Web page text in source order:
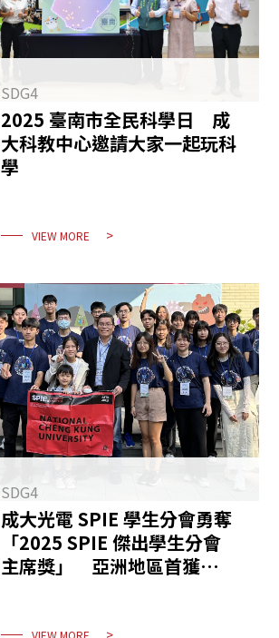
SDG4
2025 臺南市全民科學日 成
大科教中心邀請大家一起玩科
學
VIEW MORE
SDG4
成大光電 SPIE 學生分會勇奪
「2025 SPIE 傑出學生分會
主席獎」 亞洲地區首獲此榮
VIEW MORE